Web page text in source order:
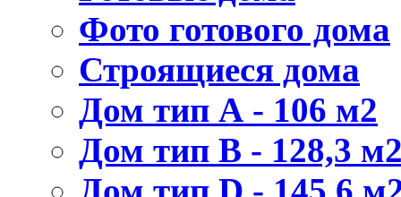
Фото готового дома
Строящиеся дома
Дом тип А - 106 м2
Дом тип В - 128,3